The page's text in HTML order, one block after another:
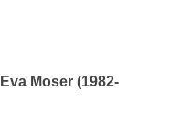
Moser (1982-